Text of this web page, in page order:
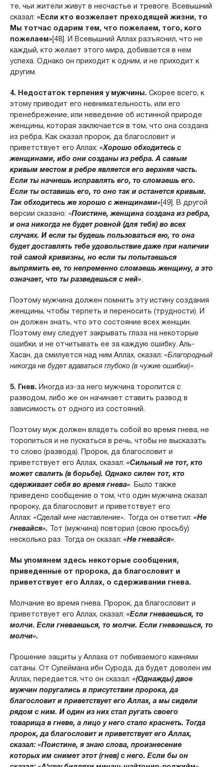
те, чьи жители живут в несчастье и тревоге. Всевышний
сказал: «Если кто возжелает преходящей жизни, то
Мы тотчас одарим тем, что пожелаем, того, кого
пожелаем»[48]. И Всевышний Аллах разъяснил, что не
каждый, кто желает этого мира, добивается в нем
успеха. Однако он приходит к одним, и не приходит к
другим.
4. Недостаток терпения у мужчины. Скорее всего, к
этому приводит его невнимательность, или его
пренебрежение, или неведение об истинной природе
женщины, которая заключается в том, что она создана
из ребра. Как сказал пророк, да благословит и
приветствует его Аллах: «Хорошо обходитесь с
женщинами, ибо они созданы из ребра. А самым
кривым местом в ребре является его верхняя часть.
Если ты начнешь исправлять его, то сломаешь его.
Если ты оставишь его, то оно так и останется кривым.
Так обходитесь же хорошо с женщинами»[49]. В другой
версии сказано: «Поистине, женщина создана из ребра,
и она никогда не будет ровной (для тебя) во всех
случаях. И если ты будешь пользоваться ею, то она
будет доставлять тебе удовольствие даже при наличии
той самой кривизны, но если ты попытаешься
выпрямить ее, то непременно сломаешь женщину, а это
означает, что ты разведешься с ней».
Поэтому мужчина должен помнить эту истину создания
женщины, чтобы терпеть и переносить (трудности). И
он должен знать, что это состояние всех женщин.
Поэтому ему следует закрывать глаза на некоторые
ошибки, и не отчитывать ее за каждую ошибку. Аль-
Хасан, да смилуется над ним Аллах, сказал: «Благородный
никогда не будет вдаваться глубоко (в чужие ошибки)».
5. Гнев. Иногда из-за него мужчина торопится с
разводом, либо же он начинает ставить развод в
зависимость от одного из состояний.
Поэтому муж должен владеть собой во время гнева, не
торопиться и не пускаться в речь, чтобы не высказать
то слово (развода). Пророк, да благословит и
приветствует его Аллах, сказал: «Сильный не тот, кто
может свалить (в борьбе). Однако силен тот, кто
сдерживает себя во время гнева». Было также
приведено сообщение о том, что один мужчина сказал
пророку, да благословит и приветствует его
Аллах: «Сделай мне наставление». Тогда он ответил: «Не
гневайся». Тот (мужчина) повторил (свою просьбу)
несколько раз. Тогда он сказал: «Не гневайся».
Мы упомянем здесь некоторые сообщения,
приведенные от пророка, да благословит и
приветствует его Аллах, о сдерживании гнева.
Молчание во время гнева. Пророк, да благословит и
приветствует его Аллах, сказал: «Если гневаешься, то
молчи. Если гневаешься, то молчи. Если гневаешься, то
молчи».
Прошение защиты у Аллаха от побиваемого камнями
сатаны. От Сулеймана ибн Сурода, да будет доволен им
Аллах, передается, что он сказал: «(Однажды) двое
мужчин поругались в присутствии пророка, да
благословит и приветствует его Аллах, а мы сидели
рядом с ним. И один из них стал ругать своего
товарища в гневе, а лицо у него стало краснеть. Тогда
пророк, да благословит и приветствует его Аллах,
сказал: «Поистине, я знаю слова, произнесение
которых им снимет этот (гнев) с него. Если бы он